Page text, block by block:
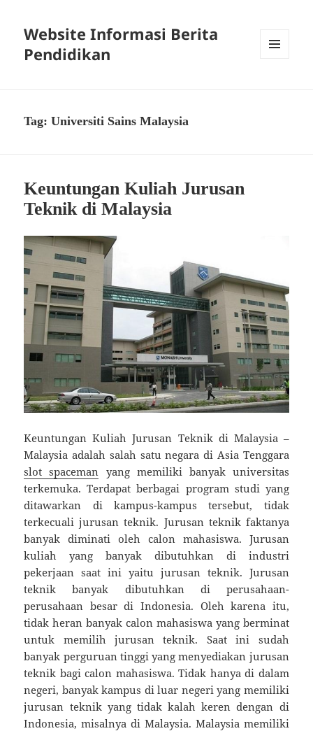
Website Informasi Berita
Pendidikan
Tag:Universiti Sains Malaysia
Keuntungan Kuliah Jurusan
Teknik di Malaysia
Keuntungan Kuliah Jurusan Teknik di Malaysia –
Malaysia adalah salah satu negara di Asia Tenggara
slot spaceman
yang memiliki banyak universitas
terkemuka. Terdapat berbagai program studi yang
ditawarkan di kampus-kampus tersebut, tidak
terkecuali jurusan teknik. Jurusan teknik faktanya
banyak diminati oleh calon mahasiswa. Jurusan
kuliah yang banyak dibutuhkan di industri
pekerjaan saat ini yaitu jurusan teknik. Jurusan
teknik banyak dibutuhkan di perusahaan-
perusahaan besar di Indonesia. Oleh karena itu,
tidak heran banyak calon mahasiswa yang berminat
untuk memilih jurusan teknik. Saat ini sudah
banyak perguruan tinggi yang menyediakan jurusan
teknik bagi calon mahasiswa. Tidak hanya di dalam
negeri, banyak kampus di luar negeri yang memiliki
jurusan teknik yang tidak kalah keren dengan di
Indonesia, misalnya di Malaysia. Malaysia memiliki